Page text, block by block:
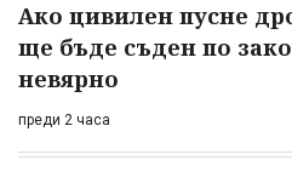
Ако цивилен пусне
ще бъде съден по
невярно
преди 2 часа